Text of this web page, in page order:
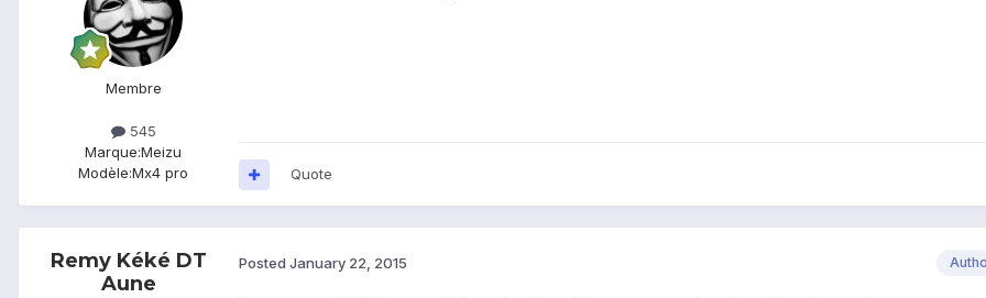
Membre
545
Marque:Meizu
Modèle:Mx4 pro Quote
Remy Kéké DT
Aune
Posted January 22, 2015